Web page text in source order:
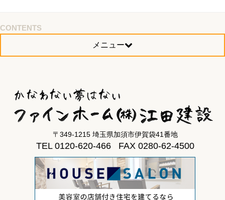
CONTENTS
メニュー
〒349-1215 埼玉県加須市伊賀袋41番地
TEL 0120-620-466 FAX 0280-62-4500